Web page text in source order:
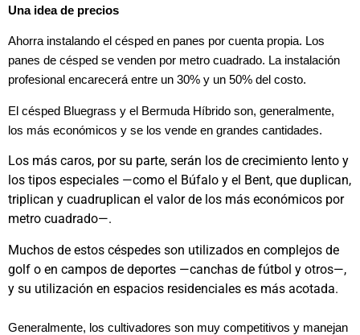
Una idea de precios
Ahorra instalando el césped en panes por cuenta propia. Los
panes de césped se venden por metro cuadrado. La instalación
profesional encarecerá entre un 30% y un 50% del costo.
El césped Bluegrass y el Bermuda Híbrido son, generalmente,
los más económicos y se los vende en grandes cantidades.
Los más caros, por su parte, serán los de crecimiento lento y
los tipos especiales —como el Búfalo y el Bent, que duplican,
triplican y cuadruplican el valor de los más económicos por
metro cuadrado—.
Muchos de estos céspedes son utilizados en complejos de
golf o en campos de deportes —canchas de fútbol y otros—,
y su utilización en espacios residenciales es más acotada.
Generalmente, los cultivadores son muy competitivos y manejan